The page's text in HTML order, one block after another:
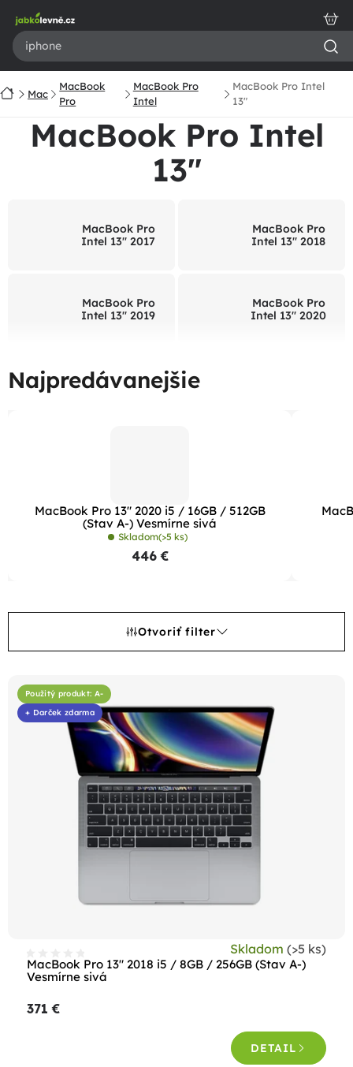
obsah
Domov
Mac
MacBook
Pro
MacBook Pro
Intel
MacBook Pro Intel
13"
MacBook Pro Intel
13"
MacBook Pro
Intel 13" 2017
MacBook Pro
Intel 13" 2018
MacBook Pro
Intel 13" 2019
MacBook Pro
Intel 13" 2020
Najpredávanejšie
MacBook Pro 13" 2020 i5 / 16GB / 512GB
(Stav A-) Vesmírne sivá
Skladom(>5 ks)
446 €
Otvoriť filter
ý
p
Použitý produkt: A-
+ Darček zdarma
MacBook Pro 13" 2018 i5 / 8GB / 256GB (Stav A-)
Vesmírne sivá
Skladom (>5 ks)
371 €
DETAIL